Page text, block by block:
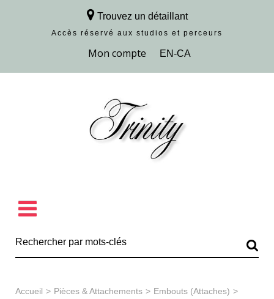
Trouvez un détaillant
Accès réservé aux studios et perceurs
Découvrir la collection
Accueil > Pièces & Attachements > Embouts (Attaches) >